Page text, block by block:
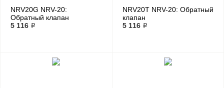
NRV20G NRV-20:
Обратный клапан
5 116 ₽
NRV20T NRV-20: Обратный
клапан
5 116 ₽